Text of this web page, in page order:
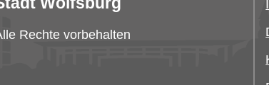
Rechte vorbehalten